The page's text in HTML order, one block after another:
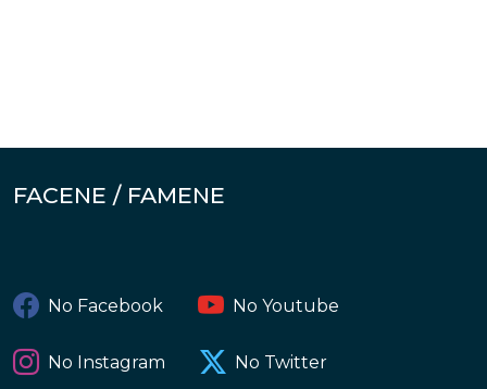
FACENE / FAMENE
No Facebook No Youtube
No Instagram No Twitter